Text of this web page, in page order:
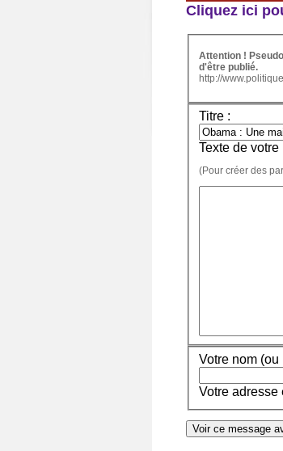
Cliquez ici
Attention !
d'être publié.
http://
Titre :
Texte de votre
(Pour créer des
Votre nom
Votre adresse